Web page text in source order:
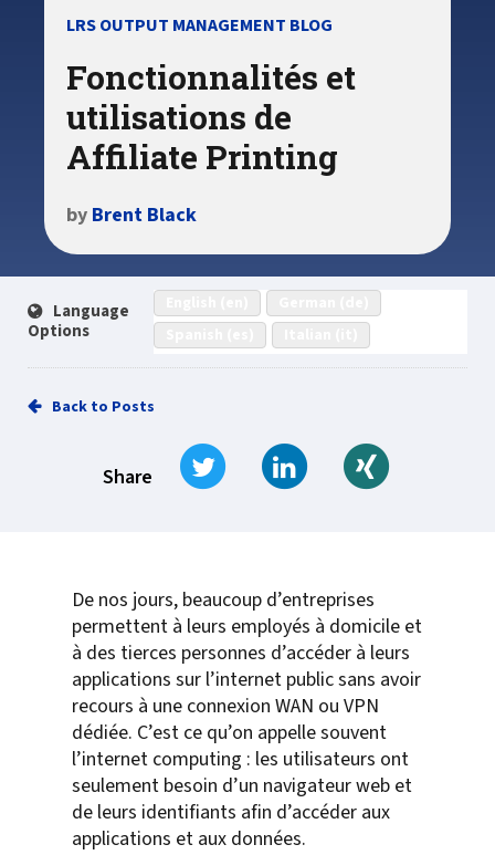
LRS OUTPUT MANAGEMENT BLOG
Fonctionnalités et
utilisations de
Affiliate Printing
by Brent Black
Language
Options
Back to Posts
Share
Tweet Share on LinkedIn
De nos jours, beaucoup d’entreprises
permettent à leurs employés à domicile et
à des tierces personnes d’accéder à leurs
applications sur l’internet public sans avoir
recours à une connexion WAN ou VPN
dédiée. C’est ce qu’on appelle souvent
l’internet computing : les utilisateurs ont
seulement besoin d’un navigateur web et
de leurs identifiants afin d’accéder aux
applications et aux données.